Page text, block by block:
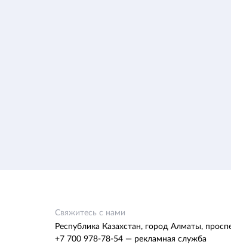
Свяжитесь с нами
Республика Казахстан, город Алматы,
+7 700 978-78-54 — рекламная служба